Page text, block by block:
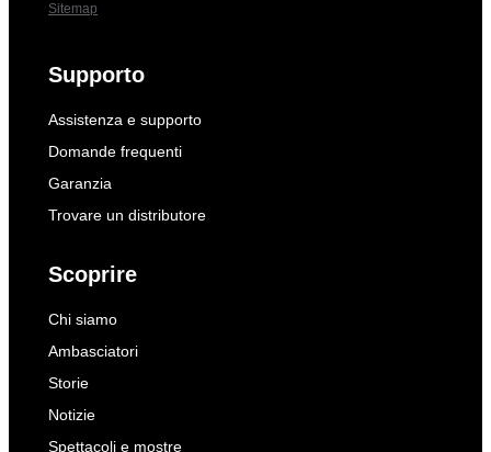
Sitemap
Supporto
Assistenza e supporto
Domande frequenti
Garanzia
Trovare un distributore
Scoprire
Chi siamo
Ambasciatori
Storie
Notizie
Spettacoli e mostre